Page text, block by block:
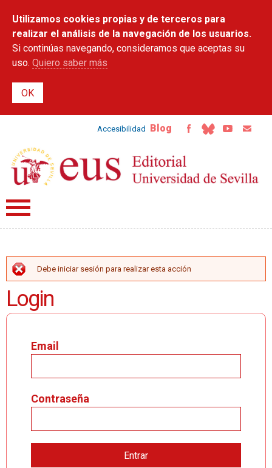
contenido
principal
Utilizamos cookies propias y de terceros para
realizar el análisis de la navegación de los usuarios.
Si continúas navegando, consideramos que aceptas su
uso. Quiero saber más
Accesibilidad Blog
MENSAJE DE ERROR
Debe iniciar sesión para realizar esta acción
Login
Email
Contraseña